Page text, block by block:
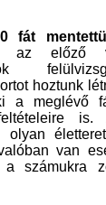
fát
az előző
hoztunk
a meglévő
is.
olyan
van
a számukra